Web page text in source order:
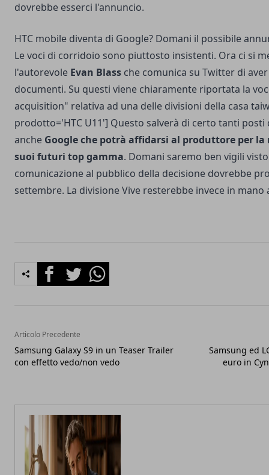
dovrebbe esserci l'annuncio.
HTC mobile diventa di Google? Domani il possibile
Le voci di corridoio sono piuttosto insistenti. Ora ci si
l'autorevole Evan Blass che comunica su Twitter di
documenti. Su questi viene chiaramente riportata la
acquisition" relativa ad una delle divisioni della casa
prodotto='HTC U11'] Questo salverà di certo tanti posti
anche Google che potrà affidarsi al produttore per la
suoi futuri top gamma. Domani saremo ben vigili
comunicazione al pubblico della decisione dovrebbe
settembre. La divisione Vive resterebbe invece in mano
FacebookTwitterWhatsapp
Articolo Precedente
Samsung Galaxy S9 in un Teaser Trailer
con effetto vedo/non vedo
Samsung ed
euro in